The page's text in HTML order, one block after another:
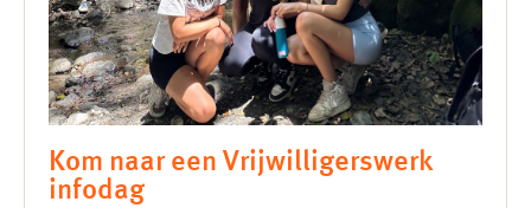
Kom naar een Vrijwilligerswerk
infodag